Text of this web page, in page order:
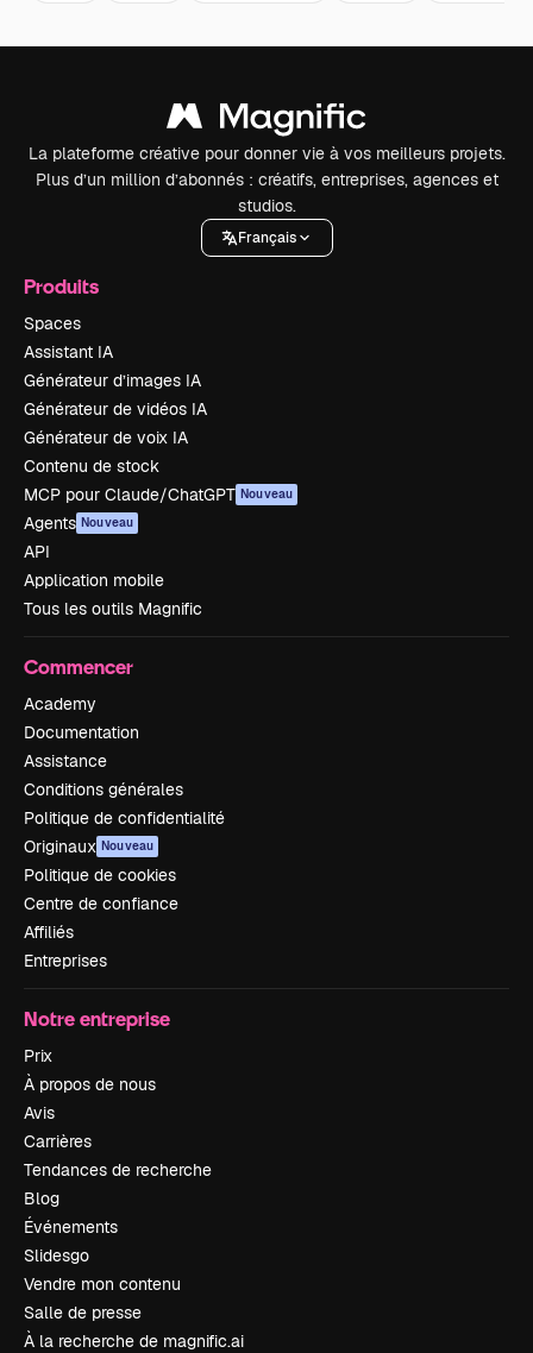
La plateforme créative pour donner vie à vos meilleurs projets.
Plus d’un million d’abonnés : créatifs, entreprises, agences et
studios.
Français
Produits
Spaces
Assistant IA
Générateur d’images IA
Générateur de vidéos IA
Générateur de voix IA
Contenu de stock
MCP pour Claude/ChatGPT Nouveau
Agents Nouveau
API
Application mobile
Tous les outils Magnific
Commencer
Academy
Documentation
Assistance
Conditions générales
Politique de confidentialité
Originaux Nouveau
Politique de cookies
Centre de confiance
Affiliés
Entreprises
Notre entreprise
Prix
À propos de nous
Avis
Carrières
Tendances de recherche
Blog
Événements
Slidesgo
Vendre mon contenu
Salle de presse
À la recherche de magnific.ai